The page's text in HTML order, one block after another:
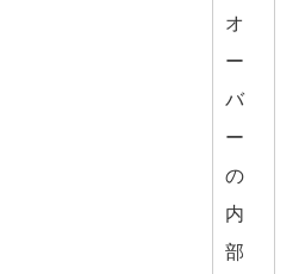
オ
ー
バ
ー
の
内
部